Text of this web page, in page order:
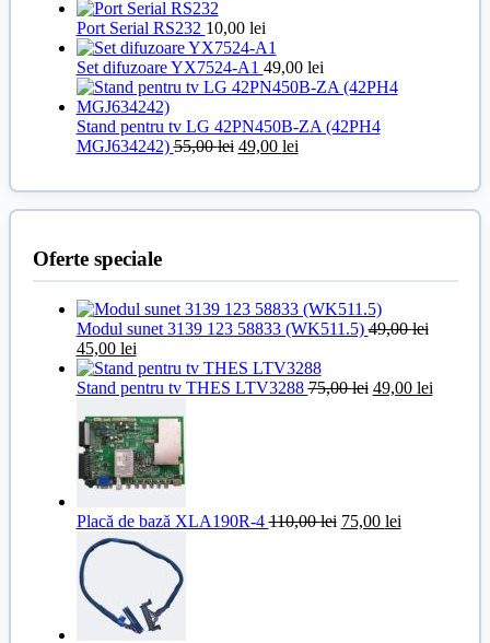
55,00 lei.
Port Serial RS232 10,00 lei
Set difuzoare YX7524-A1 49,00 lei
Stand pentru tv LG 42PN450B-ZA (42PH4
MGJ634242)55,00lei Prețul
49,00 leiPrețul
Oferte speciale
Modul sunet 3139 123 58833 (WK511.5)49,00lei
Prețul
inițial
a
49,00 lei.
45,00 leiPrețul
curent
este:
Stand pentru tv THES LTV328875,00lei Prețul
49,00 leiPrețul
Placă de bază XLA190R-4110,00lei Prețul
75,00 leiPrețul